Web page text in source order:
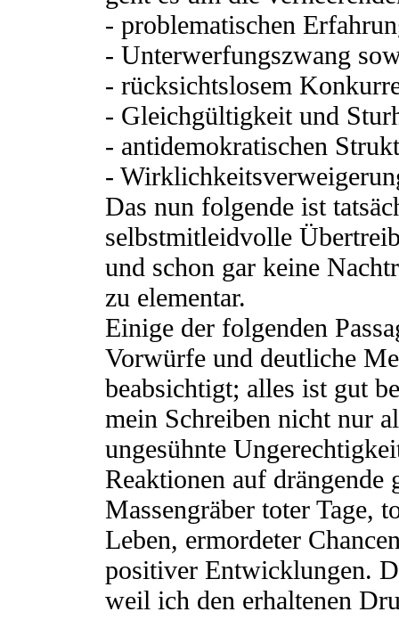
- problematischen
- Unterwerfungszwang
- rücksichtslosem
- Gleichgültigkeit und
- antidemokratischen
-
Das nun folgende ist
selbstmitleidvolle
und schon gar keine
zu elementar.
Einige der folgenden
Vorwürfe und deutliche
beabsichtigt; alles ist gut
mein Schreiben nicht nur
ungesühnte
Reaktionen auf
Massengräber toter Tage,
Leben, ermordeter
positiver Entwicklungen.
weil ich den erhaltenen